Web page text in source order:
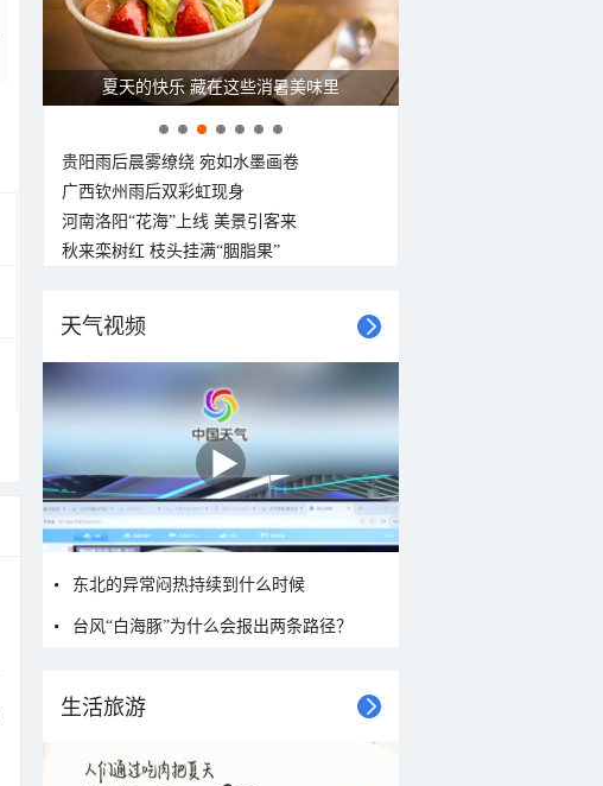
夏天的快乐 藏在这些消暑美味里
贵阳雨后晨雾缭绕 宛如水墨画卷
广西钦州雨后双彩虹现身
河南洛阳“花海”上线 美景引客来
秋来栾树红 枝头挂满“胭脂果”
天气视频
东北的异常闷热持续到什么时候
台风“白海豚”为什么会报出两条路径？
生活旅游